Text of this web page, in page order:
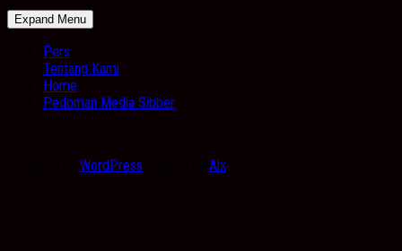
Expand Menu
Pers
Tentang Kami
Home
Pedoman Media Sibber
WordPress Alx